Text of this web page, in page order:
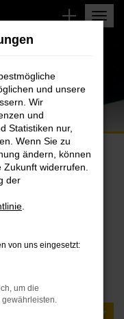
und unsere
Wir
und
Statistiken nur,
Wenn Sie zu
ändern, können
widerrufen.
der
von uns eingesetzt:
um die
gewährleisten.